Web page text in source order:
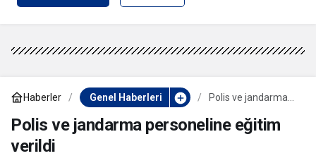
Haberler Genel Haberleri
Polis ve jandarma
verildi
Polis ve jandarma personeline eğitim
verildi